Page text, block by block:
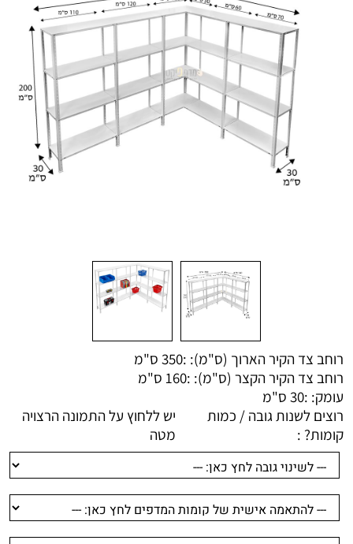
רוחב צד הקיר הארוך (ס"מ): :350 ס"מ
רוחב צד הקיר הקצר (ס"מ): :160 ס"מ
עומק: :30 ס"מ
רוצים לשנות גובה / כמות
קומות? :
יש ללחוץ על התמונה הרצויה
מטה